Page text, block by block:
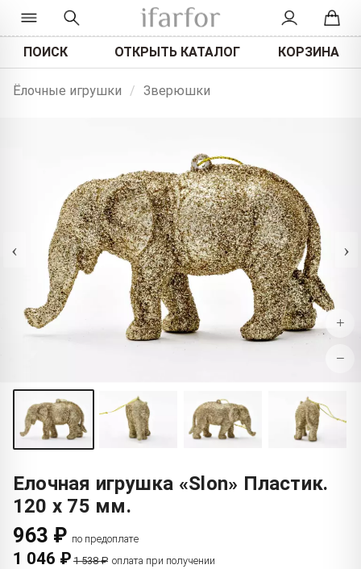
ПОИСК ОТКРЫТЬ КАТАЛОГ КОРЗИНА
Ёлочные игрушки / Зверюшки
‹ ›
+
−
Елочная игрушка «Slon» Пластик.
120 x 75 мм.
963 ₽ по предоплате
1 046 ₽ 1 538 ₽ оплата при получении